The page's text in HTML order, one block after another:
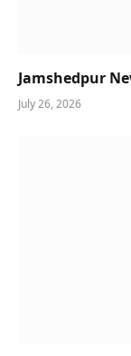
Jamshedpur
July 26, 2026